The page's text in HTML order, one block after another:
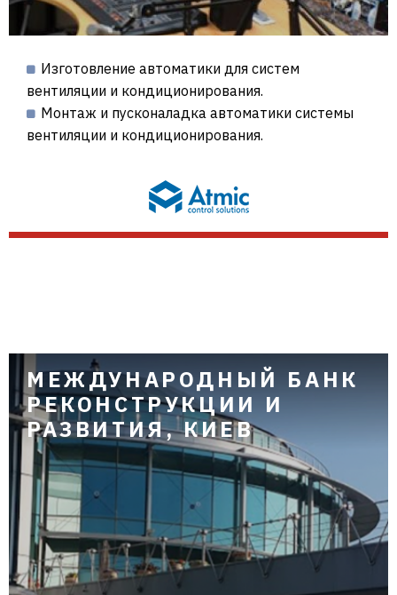
Изготовление автоматики для систем
вентиляции и кондиционирования.
Монтаж и пусконаладка автоматики системы
вентиляции и кондиционирования.
МЕЖДУНАРОДНЫЙ БАНК
РЕКОНСТРУКЦИИ И
РАЗВИТИЯ, КИЕВ